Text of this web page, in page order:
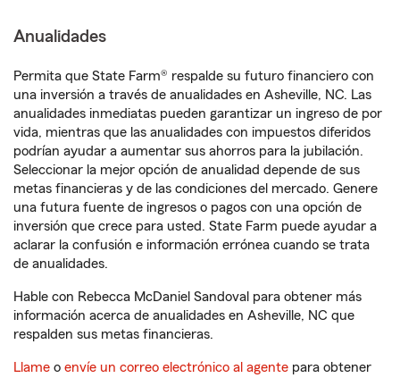
Anualidades
Permita que State Farm® respalde su futuro financiero con
una inversión a través de anualidades en Asheville, NC. Las
anualidades inmediatas pueden garantizar un ingreso de por
vida, mientras que las anualidades con impuestos diferidos
podrían ayudar a aumentar sus ahorros para la jubilación.
Seleccionar la mejor opción de anualidad depende de sus
metas financieras y de las condiciones del mercado. Genere
una futura fuente de ingresos o pagos con una opción de
inversión que crece para usted. State Farm puede ayudar a
aclarar la confusión e información errónea cuando se trata
de anualidades.
Hable con Rebecca McDaniel Sandoval para obtener más
información acerca de anualidades en Asheville, NC que
respalden sus metas financieras.
Llame o envíe un correo electrónico al agente para obtener